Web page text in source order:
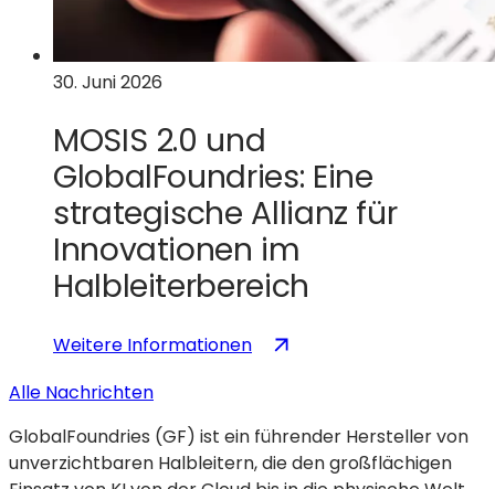
Quanten-
Kryptografie
Technologien
30. Juni 2026
MOSIS 2.0 und
GlobalFoundries: Eine
strategische Allianz für
Innovationen im
Halbleiterbereich
Weitere Informationen:
GlobalFoundries
–
Tab
geöffnet)
Alle Nachrichten
GlobalFoundries (GF) ist ein führender Hersteller von
unverzichtbaren Halbleitern, die den großflächigen